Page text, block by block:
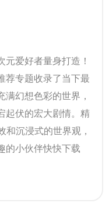
元爱好者量身打造！
荐专题收录了当下最
幻想色彩的世界，
起伏的宏大剧情。精
和沉浸式的世界观，
的小伙伴快快下载